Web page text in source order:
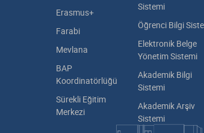
Erasmus+
Farabi
Mevlana
BAP
Koordinatörlüğü
Sürekli Eğitim
Merkezi
Sistemi
Öğrenci Bilgi
Elektronik Belge
Yönetim Sistemi
Akademik Bilgi
Sistemi
Akademik Arşiv
Sistemi